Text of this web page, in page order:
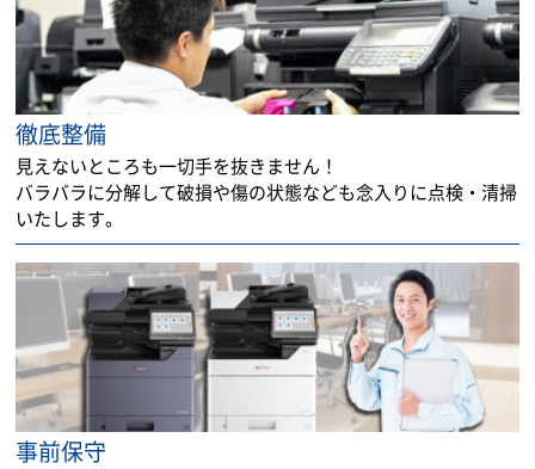
徹底整備
見えないところも一切手を抜きません！
バラバラに分解して破損や傷の状態なども念入りに点検・清掃
いたします。
事前保守